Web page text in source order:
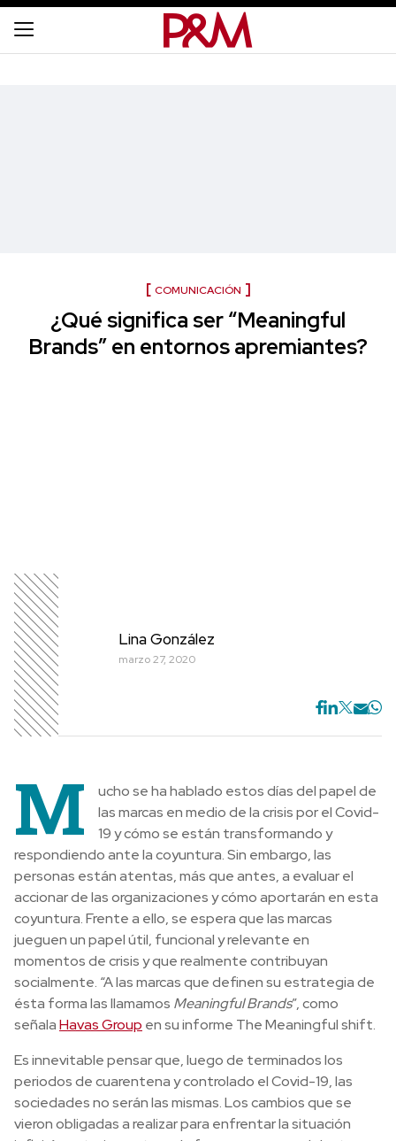
COMUNICACIÓN
¿Qué significa ser “Meaningful
Brands” en entornos apremiantes?
Lina González
marzo 27, 2020
M
ucho se ha hablado estos días del papel de
las marcas en medio de la crisis por el Covid-
19 y cómo se están transformando y
respondiendo ante la coyuntura. Sin embargo, las
personas están atentas, más que antes, a evaluar el
accionar de las organizaciones y cómo aportarán en esta
coyuntura. Frente a ello, se espera que las marcas
jueguen un papel útil, funcional y relevante en
momentos de crisis y que realmente contribuyan
socialmente. “A las marcas que definen su estrategia de
ésta forma las llamamos Meaningful Brands”, como
señalaHavas Group en su informe The Meaningful shift.
Es innevitable pensar que, luego de terminados los
periodos de cuarentena y controlado el Covid-19, las
sociedades no serán las mismas. Los cambios que se
vieron obligadas a realizar para enfrentar la situación